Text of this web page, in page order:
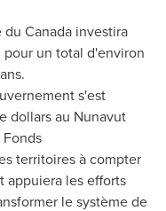
du Canada investira
un total d'environ
s'est
dollars au Nunavut
territoires à compter
appuiera les efforts
le système de